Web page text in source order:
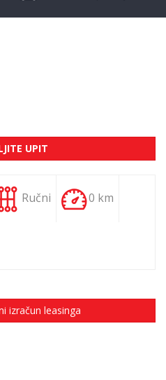
UPIT
Ručni 0 km
izračun leasinga